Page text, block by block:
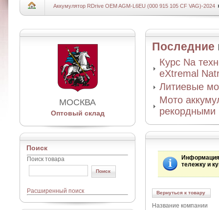
Аккумулятор RDrive OEM AGM-L6EU (000 915 105 CF VAG)-2024
МОСКВА
Оптовый склад
Поиск
Поиск товара
Расширенный поиск
Последние
Курс Na
eXtremal
Литиевые
Мото
рекордными
Информация
тележку и
Вернуться к товару
Название компании